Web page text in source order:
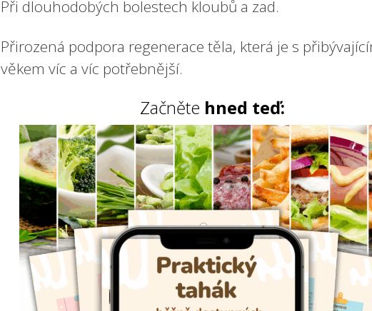
Při dlouhodobých bolestech kloubů a zad.
Přirozená podpora regenerace těla, která je s
věkem víc a víc potřebnější.
Začněte hned teď: